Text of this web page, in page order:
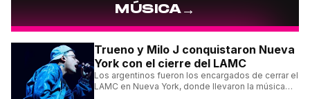
MÚSICA→
Trueno y Milo J conquistaron Nueva
York con el cierre del LAMC
Los argentinos fueron los encargados de cerrar el
LAMC en Nueva York, donde llevaron la música